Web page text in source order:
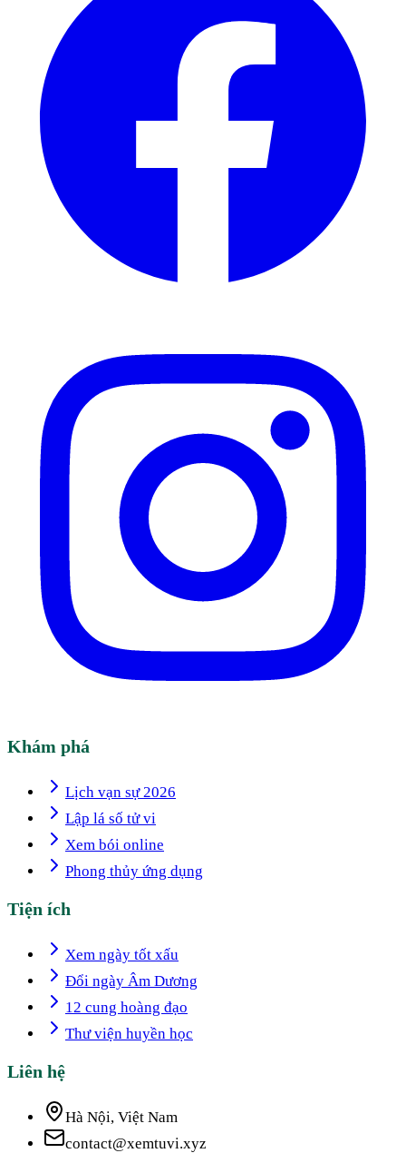
Khám phá
Lịch vạn sự 2026
Lập lá số tử vi
Xem bói online
Phong thủy ứng dụng
Tiện ích
Xem ngày tốt xấu
Đổi ngày Âm Dương
12 cung hoàng đạo
Thư viện huyền học
Liên hệ
Hà Nội, Việt Nam
contact@xemtuvi.xyz